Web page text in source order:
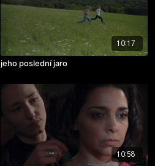
10:17
jeho poslední jaro
10:58